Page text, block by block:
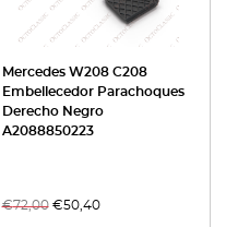
Mercedes W208 C208
Embellecedor Parachoques
Derecho Negro
A2088850223
€72,00 €50,40